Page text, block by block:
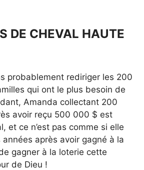
DE CHEVAL HAUTE
probablement rediriger les 200
qui ont le plus besoin de
Amanda collectant 200
avoir reçu 500 000 $ est
et ce n’est pas comme si elle
après avoir gagné à la
gagner à la loterie cette
de Dieu !